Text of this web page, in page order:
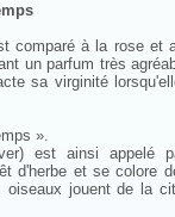
comparé à la rose et
un parfum très
sa virginité
».
est ainsi appelé
d'herbe et se colore
oiseaux jouent de la